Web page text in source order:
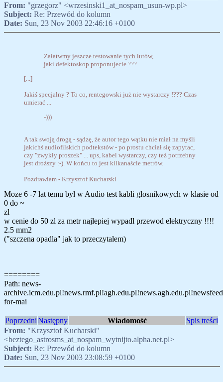
From: "grzegorz" <wrzesinski1_at_nospam_usun-wp.pl>
Subject: Re: Przewód do kolumn
Date: Sun, 23 Nov 2003 22:46:16 +0100
Załatwmy jeszcze testowanie tych lutów,
jaki defektoskop proponujecie ???
[...]
Jakiś specjalny ? To co, rentegowski już nie wystarczy !??? Czas
umierać ...
-)))
A tak swoją drogą - sądzę, że autor tego wątku nie miał na myśli
jakichś audiofilskich podtekstów - po prostu chciał się zapytac,
czy "zwykły proszek" ... ups, kabel wystarczy, czy też potrzebny
jest droższy :-). W końcu to jest kilkanaście metrów.
Pozdrawiam - Krzysztof Kucharski
Moze 6 -7 lat temu byl w Audio test kabli glosnikowych w klasie od
0 do ~
zl
w cenie do 50 zl za metr najlepiej wypadl przewod elektryczny !!!!
2.5 mm2
("szczena opadla" jak to przeczytalem)
========
Path: news-
for-mai
PoprzedniNastępny Wiadomość
Spis treści
From: "Krzysztof Kucharski"
<beztego_astrosms_at_nospam_wytnijto.alpha.net.pl>
Subject: Re: Przewód do kolumn
Date: Sun, 23 Nov 2003 23:08:59 +0100